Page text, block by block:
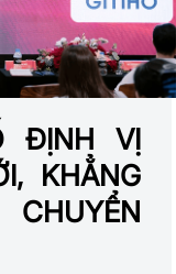
ĐỊNH VỊ
KHẲNG